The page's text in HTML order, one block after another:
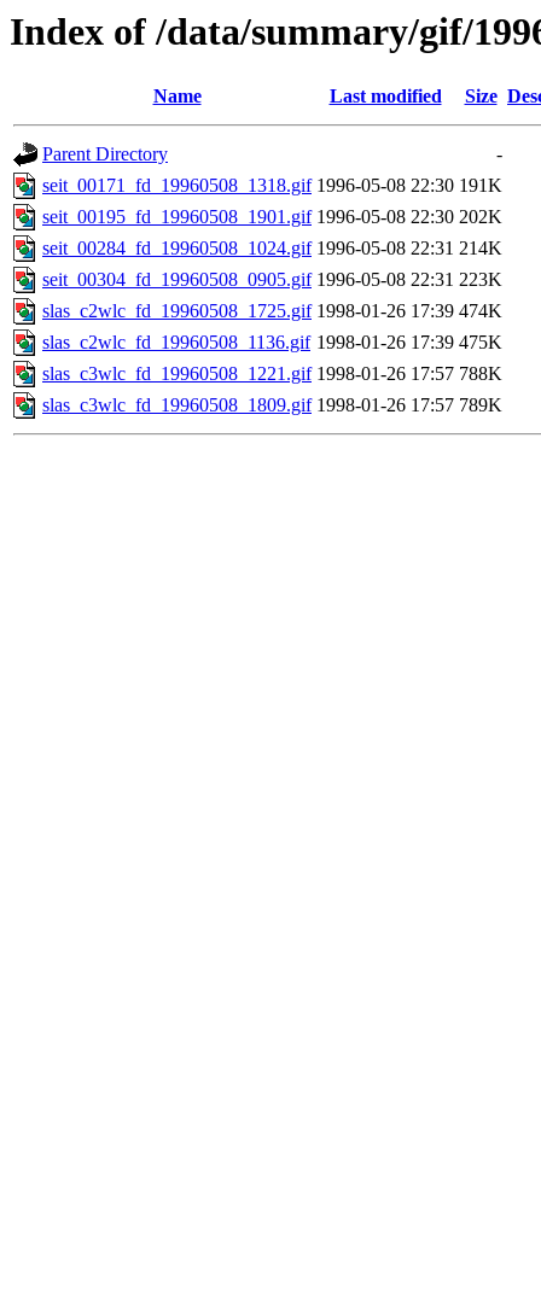
Index of /data/summary/gif/
Name Last modified Size
Parent Directory
-
seit_00171_fd_19960508_1318.gif 1996-05-08 22:30 191K
seit_00195_fd_19960508_1901.gif 1996-05-08 22:30 202K
seit_00284_fd_19960508_1024.gif 1996-05-08 22:31 214K
seit_00304_fd_19960508_0905.gif 1996-05-08 22:31 223K
slas_c2wlc_fd_19960508_1725.gif 1998-01-26 17:39 474K
slas_c2wlc_fd_19960508_1136.gif 1998-01-26 17:39 475K
slas_c3wlc_fd_19960508_1221.gif 1998-01-26 17:57 788K
slas_c3wlc_fd_19960508_1809.gif 1998-01-26 17:57 789K